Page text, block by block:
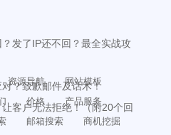
发了IP还不回？最全实战攻
？致歉邮件及话术！
客户无法拒绝！（附20个回
资源导航
网站模板
价格
产品服务
邮箱搜索
商机挖掘